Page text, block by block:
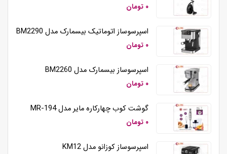
۰ تومان
اسپرسوساز اتوماتیک بیسمارک مدل BM2290
۰ تومان
اسپرسوساز بیسمارک مدل BM2260
۰ تومان
گوشت کوب چهارکاره مایر مدل MR-194
۰ تومان
اسپرسوساز کوزانو مدل KM12